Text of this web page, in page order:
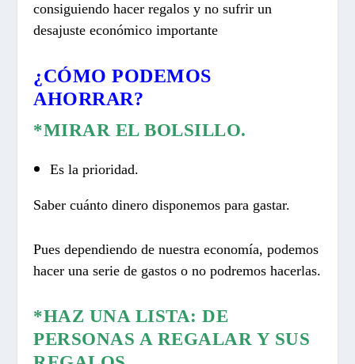
consiguiendo hacer regalos y no sufrir un
desajuste económico importante
¿CÓMO PODEMOS
AHORRAR?
*MIRAR EL BOLSILLO.
Es la prioridad.
Saber cuánto dinero disponemos para gastar.
Pues dependiendo de nuestra economía, podemos
hacer una serie de gastos o no podremos hacerlas.
*HAZ UNA LISTA: DE
PERSONAS A REGALAR Y SUS